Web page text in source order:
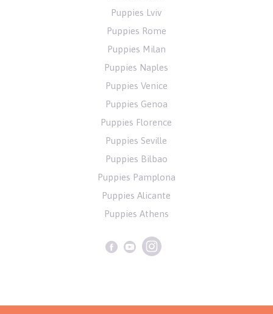
Puppies Lviv
Puppies Rome
Puppies Milan
Puppies Naples
Puppies Venice
Puppies Genoa
Puppies Florence
Puppies Seville
Puppies Bilbao
Puppies Pamplona
Puppies Alicante
Puppies Athens